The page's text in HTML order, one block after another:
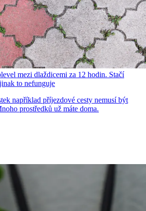
mezi dlaždicemi za 12 hodin. Stačí
to nefunguje
například příjezdové cesty nemusí být
prostředků už máte doma.